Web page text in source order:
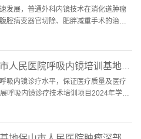
发展，普通外科内镜技术在消化道肿瘤
腔病变器官切除、肥胖减重手术的治疗
云南省限制类医疗技术保山市人民医院呼吸内镜培训基地(第一期)招生简章
吸内镜诊疗水平，保证医疗质量及医疗
呼吸内镜诊疗技术培训项目2024年学员